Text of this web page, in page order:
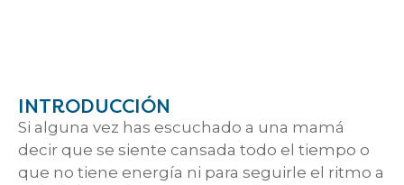
INTRODUCCIÓN
Si alguna vez has escuchado a una mamá
decir que se siente cansada todo el tiempo o
que no tiene energía ni para seguirle el ritmo a